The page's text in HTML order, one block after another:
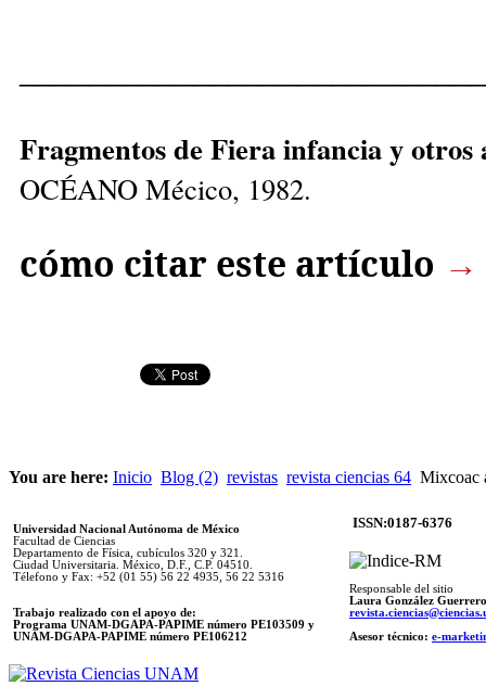
Fragmentos de Fiera infancia y otros
OCÉANO Mécico, 1982.
cómo citar este artículo →
You are here: Inicio Blog (2) revistas revista ciencias 64 Mixcoac
Universidad Nacional Autónoma de México
Facultad de Ciencias
Departamento de Física, cubículos 320 y 321.
Ciudad Universitaria. México, D.F., C.P. 04510.
Télefono y Fax: +52 (01 55) 56 22 4935, 56 22 5316
Trabajo realizado con el apoyo de:
Programa UNAM-DGAPA-PAPIME número PE103509 y
UNAM-DGAPA-PAPIME número PE106212
ISSN:0187-6376
Responsable del sitio
Laura González Guerrero
Asesor técnico: e-